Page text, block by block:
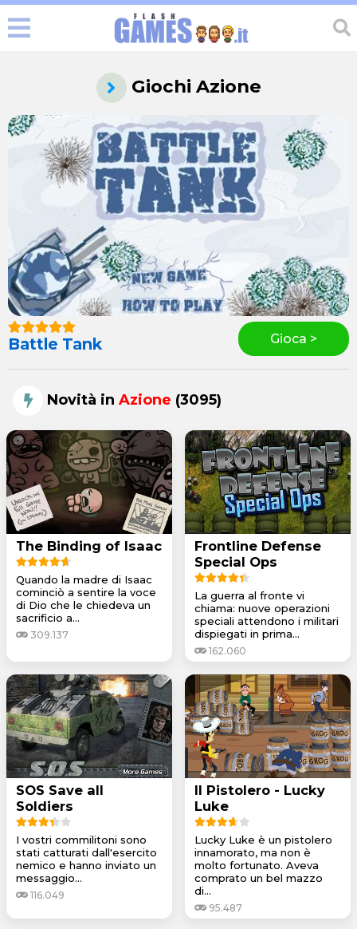
Giochi Azione
Battle Tank Gioca >
Novità in Azione (3095)
The Binding of Isaac
Quando la madre di Isaac
cominciò a sentire la voce
di Dio che le chiedeva un
sacrificio a...
309.137
Frontline Defense
Special Ops
La guerra al fronte vi
chiama: nuove operazioni
speciali attendono i militari
dispiegati in prima...
162.060
SOS Save all
Soldiers
I vostri commilitoni sono
stati catturati dall'esercito
nemico e hanno inviato un
messaggio...
116.049
Il Pistolero - Lucky
Luke
Lucky Luke è un pistolero
innamorato, ma non è
molto fortunato. Aveva
comprato un bel mazzo
di...
95.487